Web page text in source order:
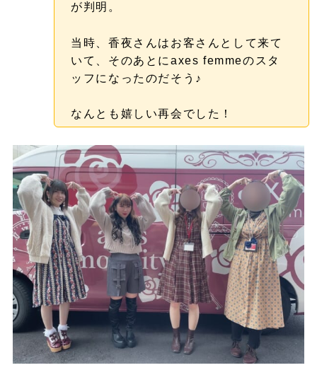
が判明。
当時、香夜さんはお客さんとして来て
いて、そのあとにaxes femmeのスタ
ッフになったのだそう♪
なんとも嬉しい再会でした！